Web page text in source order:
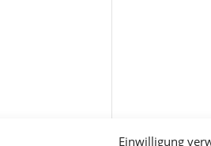
Einwilligung